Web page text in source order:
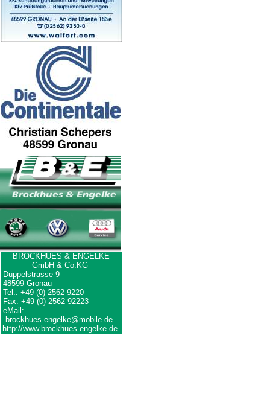
BROCKHUES & ENGELKE
GmbH & Co.KG
Düppelstrasse 9
48599 Gronau
Tel.: +49 (0) 2562 9220
Fax: +49 (0) 2562 92223
eMail:
brockhues-engelke@mobile.de
http://www.brockhues-engelke.de